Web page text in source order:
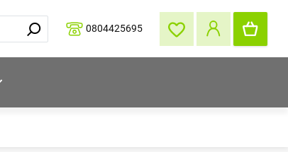
0804425695